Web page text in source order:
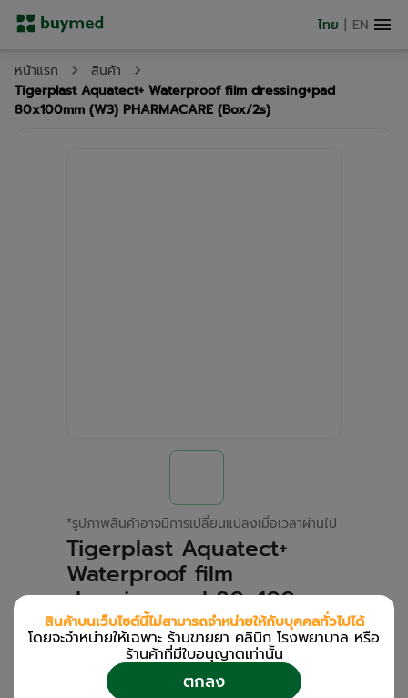
ไทย | EN
หน้าแรก
สินค้า
Tigerplast Aquatect+ Waterproof film dressing+pad
80x100mm (W3) PHARMACARE (Box/2s)
*รูปภาพสินค้าอาจมีการเปลี่ยนแปลงเมื่อเวลาผ่านไป
Tigerplast Aquatect+
Waterproof film
dressing+pad 80x100mm
(W3) PHARMACARE
(Box/2s)
สำหรับลูกค้าเฉพาะร้านขายยา คลินิก และโรง
สินค้าบนเว็บไซต์นี้ไม่สามารถจำหน่ายให้กับบุคคลทั่วไปได้
โดยจะจำหน่ายให้เฉพาะ ร้านขายยา คลินิก โรงพยาบาล หรือ
ร้านค้าที่มีใบอนุญาตเท่านััน
ตกลง